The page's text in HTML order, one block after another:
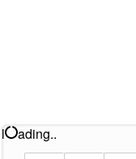
l ading..